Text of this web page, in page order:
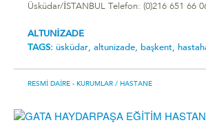
Üsküdar/İSTANBUL Telefon: (0)216 651 66
ALTUNİZADE
TAGS: üsküdar, altunizade, başkent,
RESMI DAIRE - KURUMLAR / HASTANE